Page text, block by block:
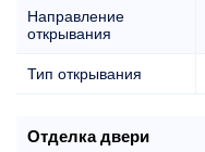
Направление
открывания
Тип открывания
Отделка двери